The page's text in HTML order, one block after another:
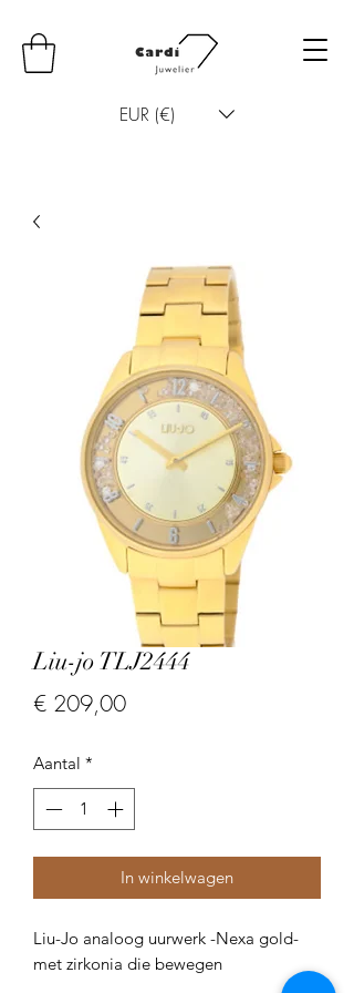
EUR (€)
Liu-jo TLJ2444
€ 209,00Prijs
Aantal *
In winkelwagen
Liu-Jo analoog uurwerk -Nexa gold-
met zirkonia die bewegen